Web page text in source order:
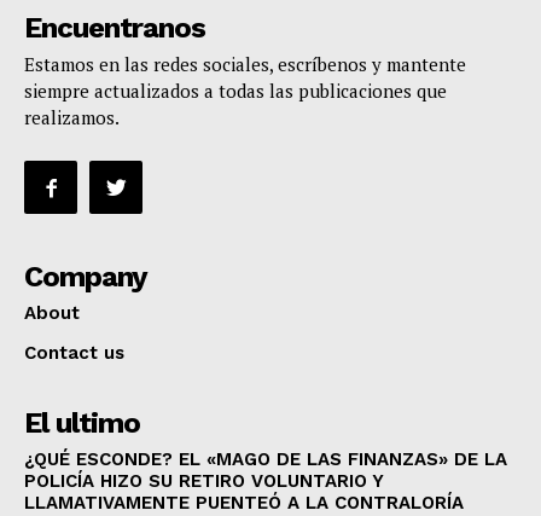
Encuentranos
Estamos en las redes sociales, escríbenos y mantente
siempre actualizados a todas las publicaciones que
realizamos.
Company
About
Contact us
El ultimo
¿QUÉ ESCONDE? EL «MAGO DE LAS FINANZAS» DE LA
POLICÍA HIZO SU RETIRO VOLUNTARIO Y
LLAMATIVAMENTE PUENTEÓ A LA CONTRALORÍA